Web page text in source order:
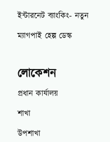
ইন্টারনেট ব্যাংকিং- নতুন
ম্যাগপাই হেল্প ডেস্ক
লোকেশন
প্রধান কার্যালয়
শাখা
উপশাখা